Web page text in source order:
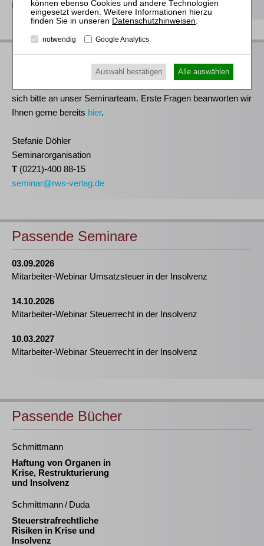
Diese Seite drucken
Ihre Ansprechpartnerin
sich bitte an unser Seminarteam. Erste Fragen beanworten wir
Ihnen gerne bereits hier.
Stefanie Döhler
Seminarorganisation
T (0221)-400 88-15
seminar@rws-verlag.de
Passende Seminare
03.09.2026
Mitarbeiter-Webinar Umsatzsteuer in der Insolvenz
14.10.2026
Mitarbeiter-Webinar Steuerrecht in der Insolvenz
10.03.2027
Mitarbeiter-Webinar Steuerrecht in der Insolvenz
Passende Bücher
Schmittmann
Haftung von Organen in
Krise, Restrukturierung
und Insolvenz
Schmittmann / Duda
Steuerstrafrechtliche
Risiken in Krise und
Insolvenz
Datenschutzhinweisen.
notwendig Google Analytics
Auswahl bestätigen Alle auswählen